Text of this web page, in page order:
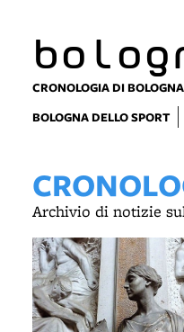
CRONOLOGIA DI
BOLOGNA DELLO SPORT
Archivio di notizie